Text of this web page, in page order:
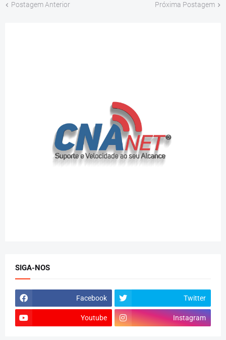
Postagem Anterior Próxima Postagem
SIGA-NOS
Facebook Twitter
Youtube Instagram